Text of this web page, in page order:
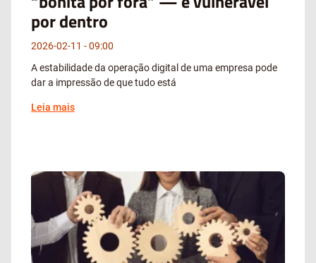
por dentro
2026-02-11
09:00
A estabilidade da operação digital de uma empresa pode
dar a impressão de que tudo está
Leia mais